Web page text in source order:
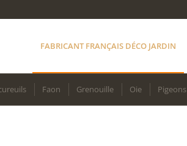
FABRICANT FRANÇAIS DÉCO JARDIN
Faon Grenouille Oie Pigeons